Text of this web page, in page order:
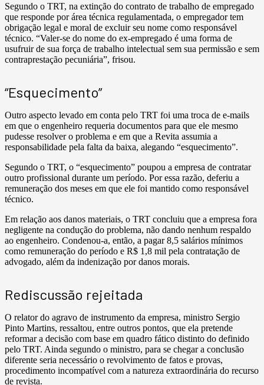
Segundo o TRT, na extinção do contrato de trabalho de empregado
que responde por área técnica regulamentada, o empregador tem
obrigação legal e moral de excluir seu nome como responsável
técnico. “Valer-se do nome do ex-empregado é uma forma de
usufruir de sua força de trabalho intelectual sem sua permissão e sem
contraprestação pecuniária”, frisou.
“Esquecimento”
Outro aspecto levado em conta pelo TRT foi uma troca de e-mails
em que o engenheiro requeria documentos para que ele mesmo
pudesse resolver o problema e em que a Revita assumia a
responsabilidade pela falta da baixa, alegando “esquecimento”.
Segundo o TRT, o “esquecimento” poupou a empresa de contratar
outro profissional durante um período. Por essa razão, deferiu a
remuneração dos meses em que ele foi mantido como responsável
técnico.
Em relação aos danos materiais, o TRT concluiu que a empresa fora
negligente na condução do problema, não dando nenhum respaldo
ao engenheiro. Condenou-a, então, a pagar 8,5 salários mínimos
como remuneração do período e R$ 1,8 mil pela contratação de
advogado, além da indenização por danos morais.
Rediscussão rejeitada
O relator do agravo de instrumento da empresa, ministro Sergio
Pinto Martins, ressaltou, entre outros pontos, que ela pretende
reformar a decisão com base em quadro fático distinto do definido
pelo TRT. Ainda segundo o ministro, para se chegar a conclusão
diferente seria necessário o revolvimento de fatos e provas,
procedimento incompatível com a natureza extraordinária do recurso
de revista.